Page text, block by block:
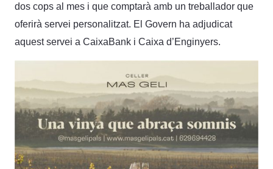
dos cops al mes i que comptarà amb un treballador que
oferirà servei personalitzat. El Govern ha adjudicat
aquest servei a CaixaBank i Caixa d’Enginyers.